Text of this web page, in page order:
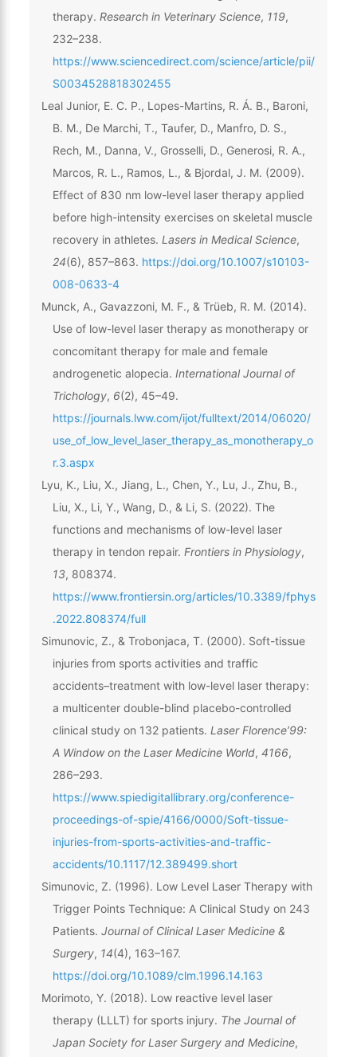
therapy. Research in Veterinary Science, 119,
232–238.
https://www.sciencedirect.com/science/article/pii/
S0034528818302455
Leal Junior, E. C. P., Lopes-Martins, R. Á. B., Baroni,
B. M., De Marchi, T., Taufer, D., Manfro, D. S.,
Rech, M., Danna, V., Grosselli, D., Generosi, R. A.,
Marcos, R. L., Ramos, L., & Bjordal, J. M. (2009).
Effect of 830 nm low-level laser therapy applied
before high-intensity exercises on skeletal muscle
recovery in athletes. Lasers in Medical Science,
24(6), 857–863. https://doi.org/10.1007/s10103-
008-0633-4
Munck, A., Gavazzoni, M. F., & Trüeb, R. M. (2014).
Use of low-level laser therapy as monotherapy or
concomitant therapy for male and female
androgenetic alopecia. International Journal of
Trichology, 6(2), 45–49.
https://journals.lww.com/ijot/fulltext/2014/06020/
use_of_low_level_laser_therapy_as_monotherapy_o
r.3.aspx
Lyu, K., Liu, X., Jiang, L., Chen, Y., Lu, J., Zhu, B.,
Liu, X., Li, Y., Wang, D., & Li, S. (2022). The
functions and mechanisms of low-level laser
therapy in tendon repair. Frontiers in Physiology,
13, 808374.
https://www.frontiersin.org/articles/10.3389/fphys
.2022.808374/full
Simunovic, Z., & Trobonjaca, T. (2000). Soft-tissue
injuries from sports activities and traffic
accidents–treatment with low-level laser therapy:
a multicenter double-blind placebo-controlled
clinical study on 132 patients. Laser Florence’99:
A Window on the Laser Medicine World, 4166,
286–293.
https://www.spiedigitallibrary.org/conference-
proceedings-of-spie/4166/0000/Soft-tissue-
injuries-from-sports-activities-and-traffic-
accidents/10.1117/12.389499.short
Simunovic, Z. (1996). Low Level Laser Therapy with
Trigger Points Technique: A Clinical Study on 243
Patients. Journal of Clinical Laser Medicine &
Surgery, 14(4), 163–167.
https://doi.org/10.1089/clm.1996.14.163
Morimoto, Y. (2018). Low reactive level laser
therapy (LLLT) for sports injury. The Journal of
Japan Society for Laser Surgery and Medicine,